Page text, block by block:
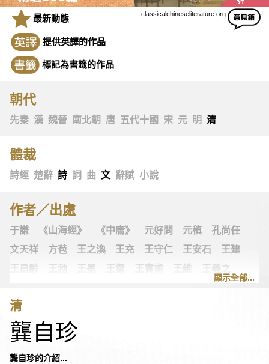
classicalchineseliterature.org
最新動態
提供英譯的作品
標記為書籤的作品
朝代
先秦 漢 魏晉 南北朝 唐 五代十國 宋 元 明 清
體裁
詩經 楚辭 詩 詞 曲 文 辭賦 小說
作者／出處
于謙 《山海經》 《中庸》 元好問 元稹
孔尚任
文天祥
方苞 王之渙 王充 王守仁 王安石
王建
王昌齡
王勃 王冕 王粲 王實甫 王維
王羲之
王翰
王觀 王讜 古詩十九首 古歌謠
史可法
司空圖
《左傳》
白居易
朱敦儒
朱慶餘
顯示全部...
清
龔自珍
龔自珍的介紹...